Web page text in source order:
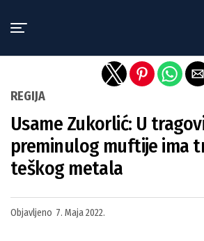
REGIJA
Usame Zukorlić: U
preminulog muftije ima
teškog metala
Objavljeno 7. Maja 2022.